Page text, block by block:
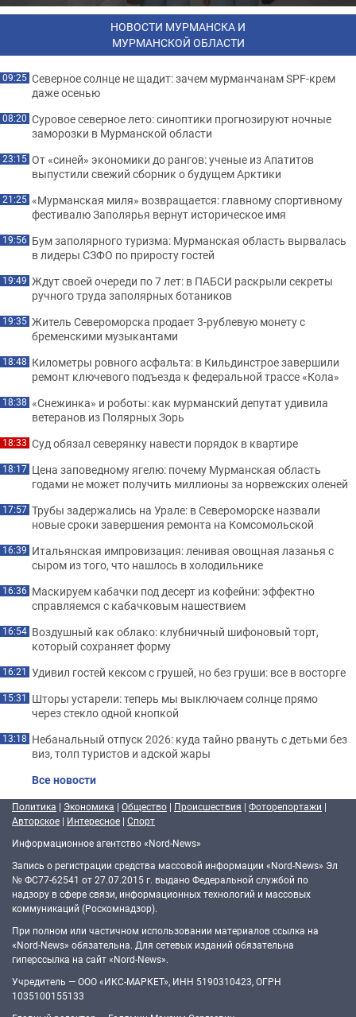
НОВОСТИ МУРМАНСКА И
МУРМАНСКОЙ ОБЛАСТИ
09:25 Северное солнце не щадит: зачем мурманчанам SPF-крем
даже осенью
08:20 Суровое северное лето: синоптики прогнозируют ночные
заморозки в Мурманской области
23:15 От «синей» экономики до рангов: ученые из Апатитов
выпустили свежий сборник о будущем Арктики
21:25 «Мурманская миля» возвращается: главному спортивному
фестивалю Заполярья вернут историческое имя
19:56 Бум заполярного туризма: Мурманская область вырвалась
в лидеры СЗФО по приросту гостей
19:49 Ждут своей очереди по 7 лет: в ПАБСИ раскрыли секреты
ручного труда заполярных ботаников
19:35 Житель Североморска продает 3-рублевую монету с
бременскими музыкантами
18:48 Километры ровного асфальта: в Кильдинстрое завершили
ремонт ключевого подъезда к федеральной трассе «Кола»
18:38 «Снежинка» и роботы: как мурманский депутат удивила
ветеранов из Полярных Зорь
18:33 Суд обязал северянку навести порядок в квартире
18:17 Цена заповедному ягелю: почему Мурманская область
годами не может получить миллионы за норвежских оленей
17:57 Трубы задержались на Урале: в Североморске назвали
новые сроки завершения ремонта на Комсомольской
16:39 Итальянская импровизация: ленивая овощная лазанья с
сыром из того, что нашлось в холодильнике
16:36 Маскируем кабачки под десерт из кофейни: эффектно
справляемся с кабачковым нашествием
16:54 Воздушный как облако: клубничный шифоновый торт,
который сохраняет форму
16:21 Удивил гостей кексом с грушей, но без груши: все в восторге
15:31 Шторы устарели: теперь мы выключаем солнце прямо
через стекло одной кнопкой
13:18 Небанальный отпуск 2026: куда тайно рвануть с детьми без
виз, толп туристов и адской жары
Все новости
Политика | Экономика | Общество | Происшествия | Фоторепортажи |
Авторское | Интересное | Спорт
Информационное агентство «Nord-News»
Запись о регистрации средства массовой информации «Nord-News» Эл
№ ФС77-62541 от 27.07.2015 г. выдано Федеральной службой по
надзору в сфере связи, информационных технологий и массовых
коммуникаций (Роскомнадзор).
При полном или частичном использовании материалов ссылка на
«Nord-News» обязательна. Для сетевых изданий обязательна
гиперссылка на сайт «Nord-News».
Учредитель — ООО «ИКС-МАРКЕТ», ИНН 5190310423, ОГРН
1035100155133